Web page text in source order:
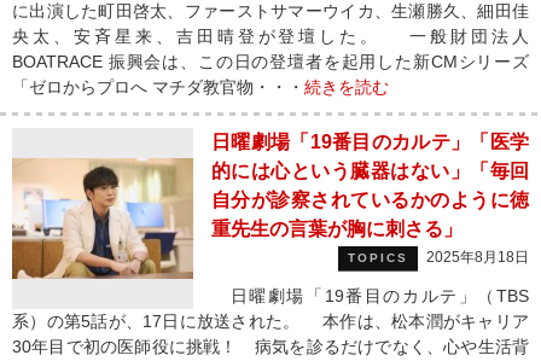
に出演した町田啓太、ファーストサマーウイカ、生瀬勝久、細田佳
央太、安斉星来、吉田晴登が登壇した。 一般財団法人
BOATRACE 振興会は、この日の登壇者を起用した新CMシリーズ
「ゼロからプロへ マチダ教官物・・・ 続きを読む
日曜劇場「19番目のカルテ」「医学
的には心という臓器はない」「毎回
自分が診察されているかのように徳
重先生の言葉が胸に刺さる」
TOPICS 2025年8月18日
日曜劇場「19番目のカルテ」（TBS
系）の第5話が、17日に放送された。 本作は、松本潤がキャリア
30年目で初の医師役に挑戦！ 病気を診るだけでなく、心や生活背